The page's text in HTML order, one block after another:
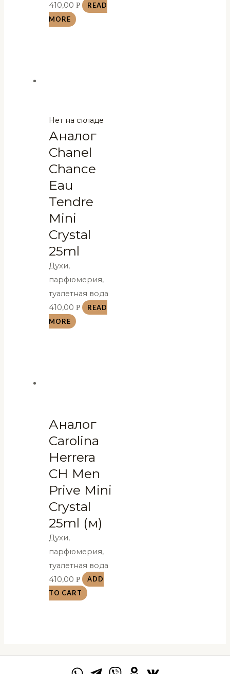
410,00Р
READ
MORE
Нет на складе
Аналог
Chanel
Chance
Eau
Tendre
Mini
Crystal
25ml
Духи,
парфюмерия,
туалетная вода
410,00Р
READ
MORE
Аналог
Carolina
Herrera
CH Men
Prive Mini
Crystal
25ml (м)
Духи,
парфюмерия,
туалетная вода
410,00Р
ADD
TO CART